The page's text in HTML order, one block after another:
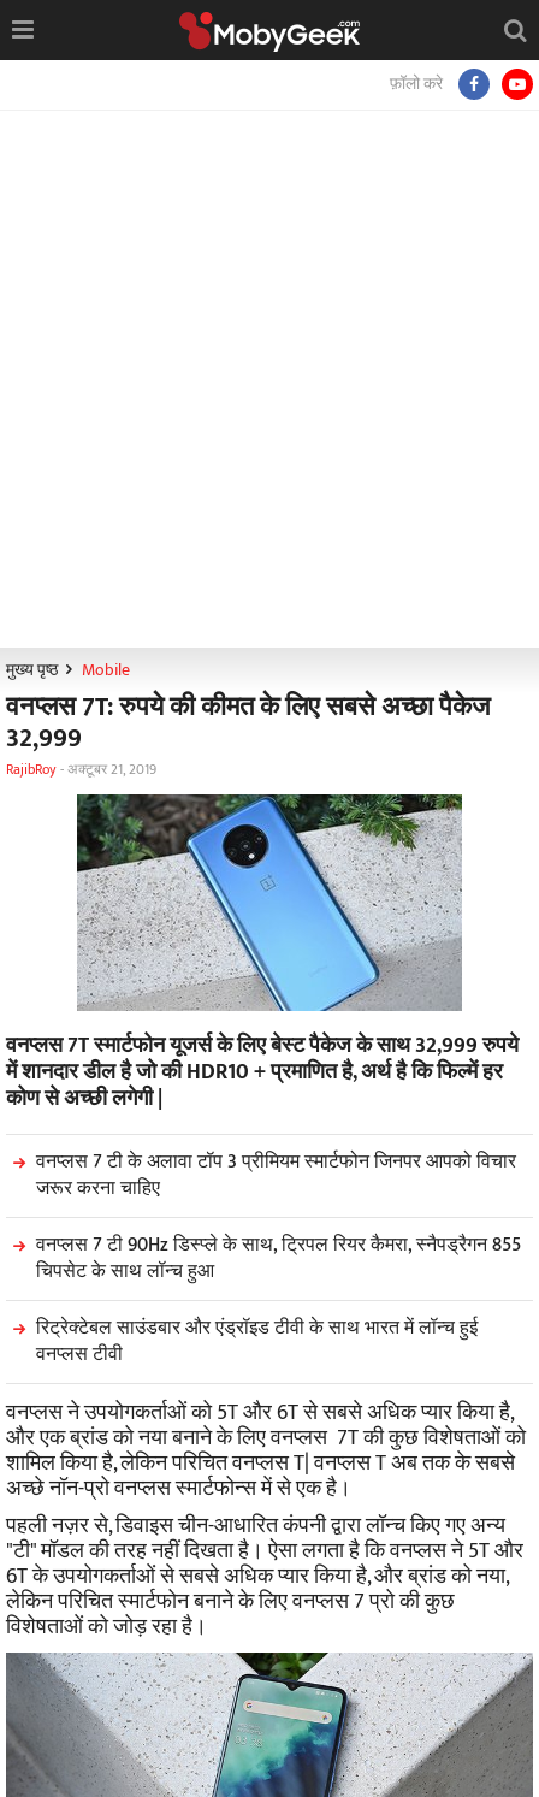
फ़ॉलो करे
मुख्य पृष्ठ Mobile
वनप्लस 7T: रुपये की कीमत के लिए सबसे अच्छा पैकेज
32,999
RajibRoy-अक्टूबर 21, 2019
वनप्लस 7T स्मार्टफोन यूजर्स के लिए बेस्ट पैकेज के साथ 32,999 रुपये
में शानदार डील है जो की HDR10 + प्रमाणित है, अर्थ है कि फिल्में हर
कोण से अच्छी लगेगी |
वनप्लस 7 टी के अलावा टॉप 3 प्रीमियम स्मार्टफोन जिनपर आपको विचार
जरूर करना चाहिए
वनप्लस 7 टी 90Hz डिस्प्ले के साथ, ट्रिपल रियर कैमरा, स्नैपड्रैगन 855
चिपसेट के साथ लॉन्च हुआ
रिट्रेक्टेबल साउंडबार और एंड्रॉइड टीवी के साथ भारत में लॉन्च हुई
वनप्लस टीवी
वनप्लस ने उपयोगकर्ताओं को 5T और 6T से सबसे अधिक प्यार किया है,
और एक ब्रांड को नया बनाने के लिए वनप्लस 7T की कुछ विशेषताओं को
शामिल किया है, लेकिन परिचित वनप्लस T|वनप्लस T अब तक के सबसे
अच्छे नॉन-प्रो वनप्लस स्मार्टफोन्स में से एक है।
पहली नज़र से, डिवाइस चीन-आधारित कंपनी द्वारा लॉन्च किए गए अन्य
"टी" मॉडल की तरह नहीं दिखता है। ऐसा लगता है कि वनप्लस ने 5T और
6T के उपयोगकर्ताओं से सबसे अधिक प्यार किया है, और ब्रांड को नया,
लेकिन परिचित स्मार्टफोन बनाने के लिए वनप्लस 7 प्रो की कुछ
विशेषताओं को जोड़ रहा है।